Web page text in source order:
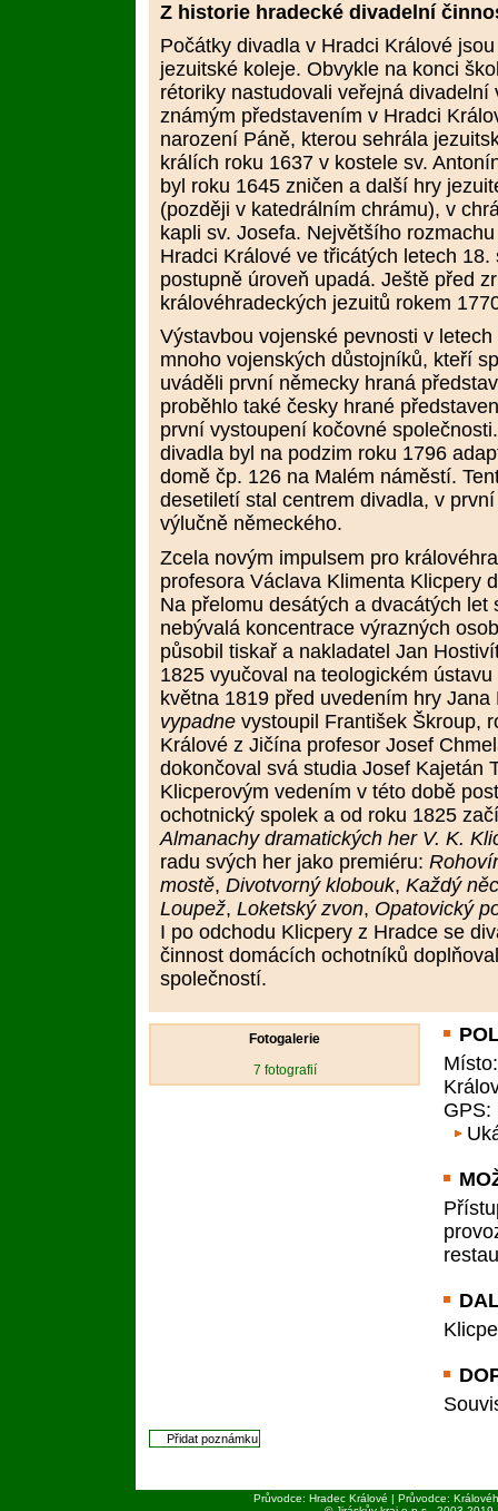
Z historie hradecké divadelní
Počátky divadla v Hradci Králové
jezuitské koleje. Obvykle na konci
rétoriky nastudovali veřejná
známým představením v Hradci
narození Páně, kterou sehrála
králích roku 1637 v kostele sv.
byl roku 1645 zničen a další hry
(později v katedrálním chrámu), v
kapli sv. Josefa. Největšího
Hradci Králové ve třicátých letech
postupně úroveň upadá. Ještě před
královéhradeckých jezuitů rokem
Výstavbou vojenské pevnosti v
mnoho vojenských důstojníků, kteří
uváděli první německy hraná
proběhlo také česky hrané
první vystoupení kočovné
divadla byl na podzim roku 1796
domě čp. 126 na Malém náměstí.
desetiletí stal centrem divadla, v
výlučně německého.
Zcela novým impulsem pro
profesora Václava Klimenta Klicpery
Na přelomu desátých a dvacátých let
nebývalá koncentrace výrazných
působil tiskař a nakladatel Jan
1825 vyučoval na teologickém
května 1819 před uvedením hry
vypadne vystoupil František Škroup,
Králové z Jičína profesor Josef
dokončoval svá studia Josef Kajetán
Klicperovým vedením v této době
ochotnický spolek a od roku 1825
Almanachy dramatických her V. K.
radu svých her jako premiéru:
mostě,Divotvorný klobouk,Každý
Loupež,Loketský zvon, Opatovický
I po odchodu Klicpery z Hradce se
činnost domácích ochotníků
společností.
Fotogalerie
7 fotografií
Místo
GPS:
Průvodce: Hradec Králové | Průvodce: